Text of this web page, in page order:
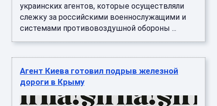
украинских агентов, которые осуществляли
слежку за российскими военнослужащими и
системами противовоздушной обороны ...
Агент Киева готовил подрыв железной
дороги в Крыму